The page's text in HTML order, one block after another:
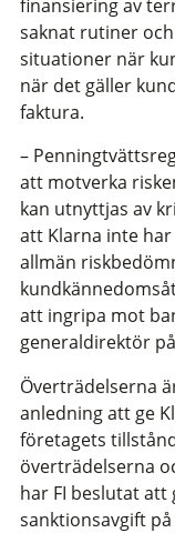
finansiering av
saknat rutiner
situationer när
när det gäller
faktura.
–
att motverka
kan utnyttjas av
att Klarna inte
allmän
att ingripa mot
generaldirektör på
Överträdelserna
anledning att ge
företagets
överträdelserna
har FI beslutat att
sanktionsavgift